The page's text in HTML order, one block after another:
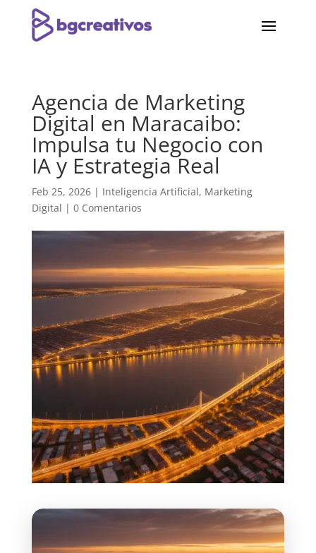
Agencia de Marketing
Digital en Maracaibo:
Impulsa tu Negocio con
IA y Estrategia Real
Feb 25, 2026| Inteligencia Artificial, Marketing
Digital | 0 Comentarios